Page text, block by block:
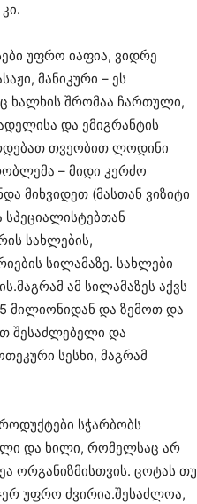
უფრო იაფია, ვიდრე
მანიკური – ეს
ხალხის შრომაა ჩართული,
და ემიგრანტის
თვეობით ლოდინი
– მიდი კერძო
მიხვიდეთ (მასთან ვიზიტი
სპეციალისტებთან
სახლების,
სილამაზე. სახლები
ამ სილამაზეს აქვს
მილიონიდან და ზემოთ და
შესაძლებელი და
სესხი, მაგრამ
სჭარბობს
და ხილი, რომელსაც არ
ორგანიზმისთვის. ცოტას თუ
უფრო ძვირია.შესაძლოა,